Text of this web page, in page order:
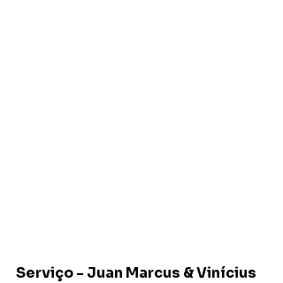
Serviço - Juan Marcus & Vinícius